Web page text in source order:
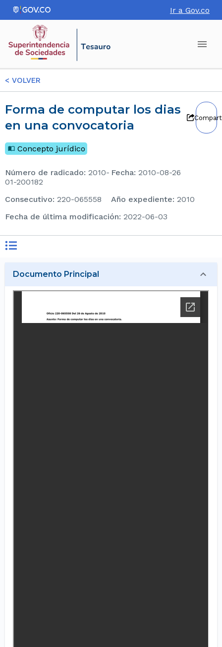
Ir a Gov.co
< VOLVER
Forma de computar los dias
en una convocatoria
Concepto jurídico
Número de radicado: 2010-
01-200182
Fecha: 2010-08-26
consecutivo: 220-065558 Año expediente: 2010
Fecha de última modificación: 2022-06-03
Documento Principal